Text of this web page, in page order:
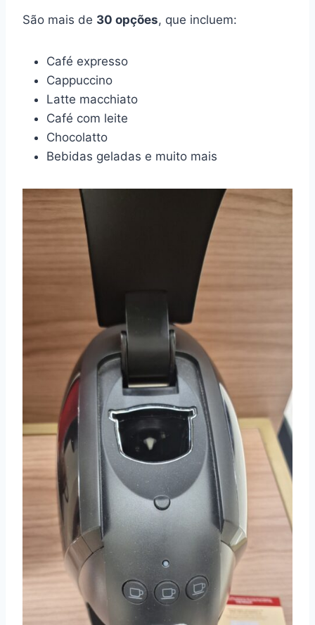
São mais de 30 opções, que incluem:
Café expresso
Cappuccino
Latte macchiato
Café com leite
Chocolatto
Bebidas geladas e muito mais